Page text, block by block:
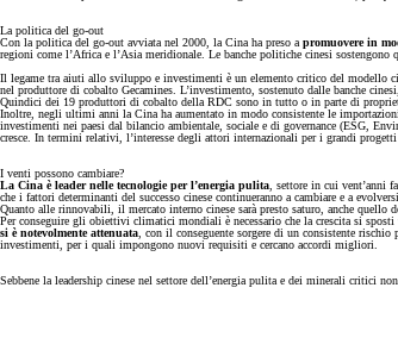
La politica del go-out
Con la politica del go-out avviata nel 2000, la Cina ha preso a promuovere in
regioni come l’Africa e l’Asia meridionale. Le banche politiche cinesi
Il legame tra aiuti allo sviluppo e investimenti è un elemento critico del modello
nel produttore di cobalto Gecamines. L’investimento, sostenuto dalle banche
Quindici dei 19 produttori di cobalto della RDC sono in tutto o in parte di
Inoltre, negli ultimi anni la Cina ha aumentato in modo consistente le
investimenti nei paesi dal bilancio ambientale, sociale e di governance (ESG,
cresce. In termini relativi, l’interesse degli attori internazionali per i grandi
I venti possono cambiare?
La Cina è leader nelle tecnologie per l’energia pulita , settore in cui vent’anni
che i fattori determinanti del successo cinese continueranno a cambiare e a
Quanto alle rinnovabili, il mercato interno cinese sarà presto saturo, anche quello
Per conseguire gli obiettivi climatici mondiali è necessario che la crescita si
si è notevolmente attenuata , con il conseguente sorgere di un consistente
investimenti, per i quali impongono nuovi requisiti e cercano accordi migliori.
Sebbene la leadership cinese nel settore dell’energia pulita e dei minerali critici